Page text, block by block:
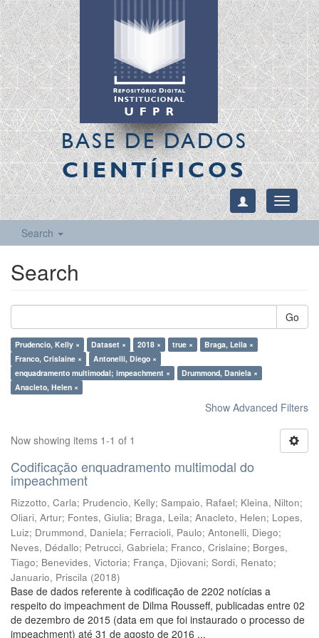
BASE DE DADOS
CIENTÍFICOS
Toggle
Search
Search
Go
Prudencio, Kelly × Dataset × 2018 × true ×
Braga, Leila ×
Franco, Crislaine ×
Antonelli, Diego ×
enquadramento multimodal; impeachment ×
Drummond, Daniela ×
Anacleto, Helen ×
Show Advanced Filters
Now showing items 1-1 of 1
Codificação enquadramento multimodal do
impeachment
Rizzotto, Carla; Prudencio, Kelly; Sampaio, Rafael; Kleina, Nilton;
Oliari, Artur; Fontes, Giulia; Braga, Leila; Anacleto, Helen; Lopes,
Luiz; Drummond, Daniela; Ferracioli, Paulo; Antonelli, Diego;
Neves, Dédallo; Petrucci, Gabriela; Franco, Crislaine; Borges,
Tiago; Benevides, Victoria; França, Djiovani; Sordi, Renato;
Januario, Priscila (2018)
Base de dados referente à codificação de 2202 notícias a
respeito do impeachment de Dilma Rousseff, publicadas entre 02
de dezembro de 2015 (data em que foi instaurado o processo de
impeachment) até 31 de agosto de 2016 ...